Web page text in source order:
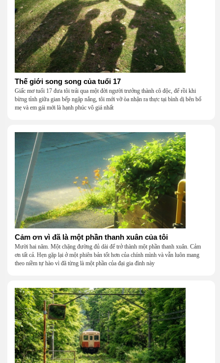
Thế giới song song của tuổi 17
Giấc mơ tuổi 17 đưa tôi trải qua một đời người trưởng thành cô độc, để rồi khi
bừng tỉnh giữa gian bếp ngập nắng, tôi mới vỡ òa nhận ra thực tại bình dị bên bố
mẹ và em gái mới là hạnh phúc vô giá nhất
Cảm ơn vì đã là một phần thanh xuân của tôi
Mười hai năm. Một chặng đường đủ dài để trở thành một phần thanh xuân. Cảm
ơn tất cả. Hẹn gặp lại ở một phiên bản tốt hơn của chính mình và vẫn luôn mang
theo niềm tự hào vì đã từng là một phần của đại gia đình này